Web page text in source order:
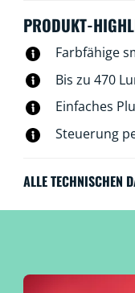
PRODUKT-
Farbfähige
Bis zu 470
Einfaches
Steuerung
ALLE TECHNISCHEN